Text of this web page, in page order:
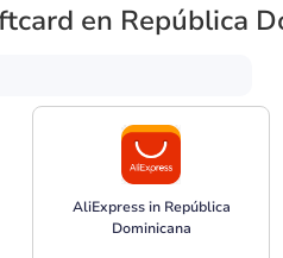
en República
AliExpress in República
Dominicana